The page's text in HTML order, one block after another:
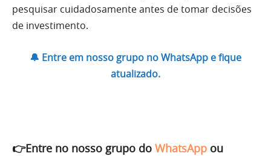
pesquisar cuidadosamente antes de tomar decisões
de investimento.
🔔 Entre em nosso grupo no WhatsApp e fique
atualizado.
👉Entre no nosso grupo do WhatsApp ou